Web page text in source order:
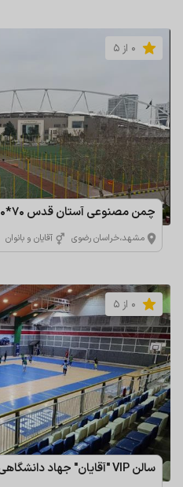
0 از 5
چمن مصنوعی آستان قدس 70*50 - شماره 3 بزرگ
مشهد،خراسان رضوی آقایان و بانوان
0 از 5
سالن VIP "آقایان" جهاد دانشگاهی (اندیشه 83)